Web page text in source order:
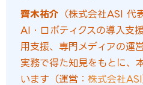
齊木祐介 （株式会社ASI 代
AI・ロボティクスの導入支
用支援、専門メディアの運
実務で得た知見をもとに、
います（運営： 株式会社ASI